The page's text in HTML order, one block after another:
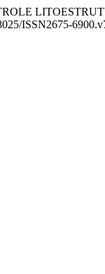
ISSN2675-